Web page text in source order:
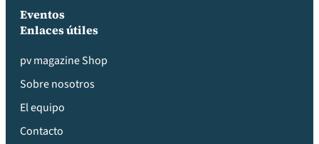
Eventos
Enlaces útiles
pv magazine Shop
Sobre nosotros
El equipo
Contacto